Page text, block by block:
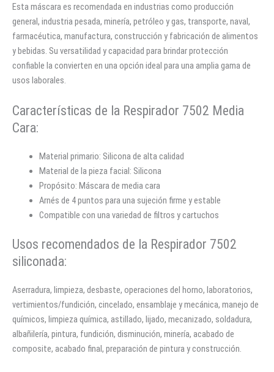
Esta máscara es recomendada en industrias como producción
general, industria pesada, minería, petróleo y gas, transporte, naval,
farmacéutica, manufactura, construcción y fabricación de alimentos
y bebidas. Su versatilidad y capacidad para brindar protección
confiable la convierten en una opción ideal para una amplia gama de
usos laborales.
Características de la Respirador 7502 Media
Cara:
Material primario: Silicona de alta calidad
Material de la pieza facial: Silicona
Propósito: Máscara de media cara
Arnés de 4 puntos para una sujeción firme y estable
Compatible con una variedad de filtros y cartuchos
Usos recomendados de la Respirador 7502
siliconada:
Aserradura, limpieza, desbaste, operaciones del horno, laboratorios,
vertimientos/fundición, cincelado, ensamblaje y mecánica, manejo de
químicos, limpieza química, astillado, lijado, mecanizado, soldadura,
albañilería, pintura, fundición, disminución, minería, acabado de
composite, acabado final, preparación de pintura y construcción.